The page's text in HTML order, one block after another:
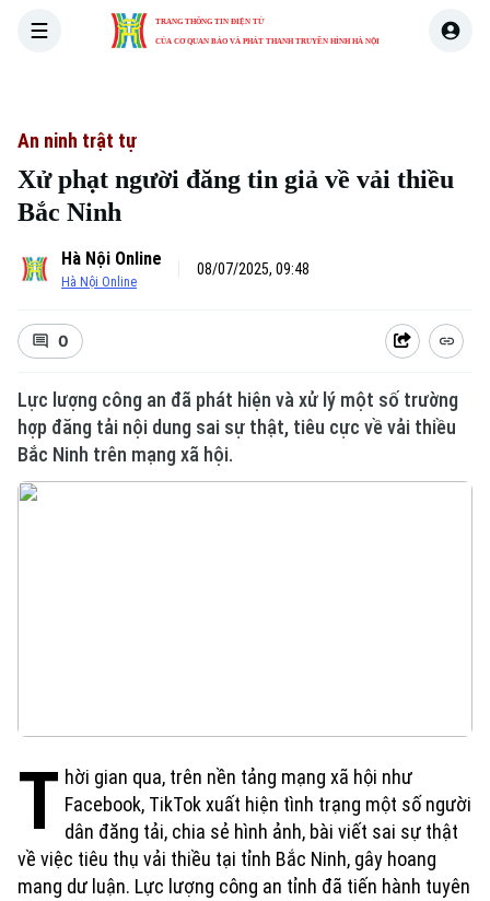
TRANG THÔNG TIN ĐIỆN TỬ
CỦA CƠ QUAN BÁO VÀ PHÁT THANH TRUYỀN HÌNH HÀ NỘI
An ninh trật tự
Xử phạt người đăng tin giả về vải thiều
Bắc Ninh
Hà Nội Online
Hà Nội Online
08/07/2025, 09:48
0
Lực lượng công an đã phát hiện và xử lý một số trường
hợp đăng tải nội dung sai sự thật, tiêu cực về vải thiều
Bắc Ninh trên mạng xã hội.
T hời gian qua, trên nền tảng mạng xã hội như
Facebook, TikTok xuất hiện tình trạng một số người
dân đăng tải, chia sẻ hình ảnh, bài viết sai sự thật
về việc tiêu thụ vải thiều tại tỉnh Bắc Ninh, gây hoang
mang dư luận. Lực lượng công an tỉnh đã tiến hành tuyên